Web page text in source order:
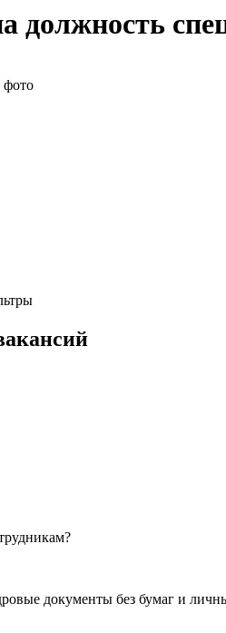
должность
фото
документы без бумаг и